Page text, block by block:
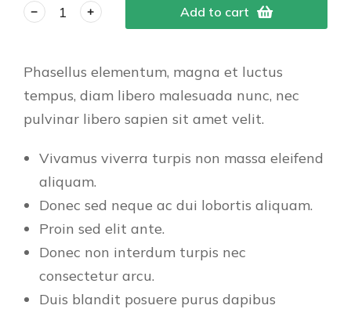
Add to cart
Phasellus elementum, magna et luctus
tempus, diam libero malesuada nunc, nec
pulvinar libero sapien sit amet velit.
Vivamus viverra turpis non massa eleifend
aliquam.
Donec sed neque ac dui lobortis aliquam.
Proin sed elit ante.
Donec non interdum turpis nec
consectetur arcu.
Duis blandit posuere purus dapibus